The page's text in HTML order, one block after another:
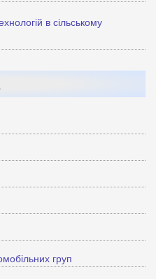
в сільському
груп